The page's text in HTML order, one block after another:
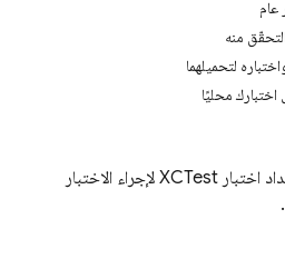
يوضّح هذا الدليل كيفية إعداد اختبار XCTest لإجراء الاختبار
.